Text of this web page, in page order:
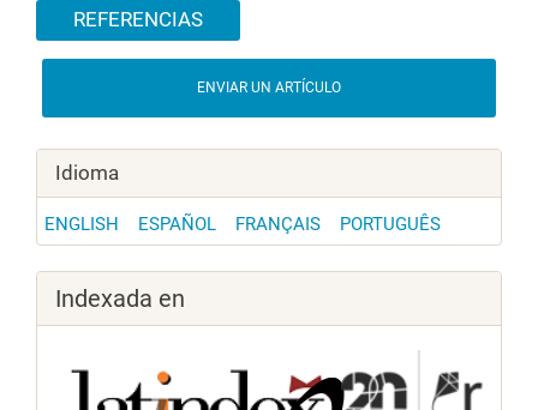
REFERENCIAS
ENVIAR UN ARTÍCULO
Idioma
ENGLISH ESPAÑOL FRANÇAIS PORTUGUÊS
Indexada en